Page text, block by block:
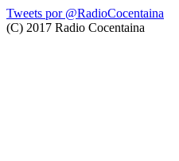
Tweets por @RadioCocentaina
(C) 2017 Radio Cocentaina